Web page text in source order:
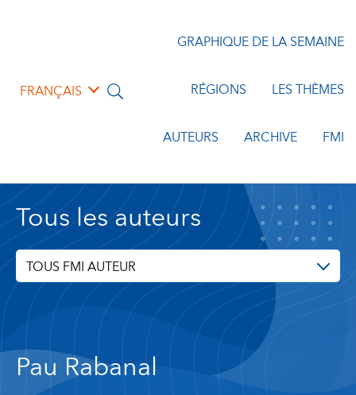
FRANÇAIS
GRAPHIQUE DE LA SEMAINE
RÉGIONS LES THÈMES
AUTEURS ARCHIVE FMI
Tous les auteurs
TOUS FMI AUTEUR
Pau Rabanal